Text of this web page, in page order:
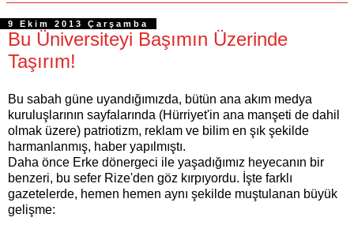
9 Ekim 2013 Çarşamba
Bu Üniversiteyi Başımın Üzerinde
Taşırım!
Bu sabah güne uyandığımızda, bütün ana akım medya
kuruluşlarının sayfalarında (Hürriyet'in ana manşeti de dahil
olmak üzere) patriotizm, reklam ve bilim en şık şekilde
harmanlanmış, haber yapılmıştı.
Daha önce Erke dönergeci ile yaşadığımız heyecanın bir
benzeri, bu sefer Rize'den göz kırpıyordu. İşte farklı
gazetelerde, hemen hemen aynı şekilde muştulanan büyük
gelişme: